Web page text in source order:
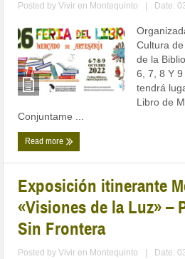
Posted byVivir en Montequinto Date:
Cultura
de la
6, 7, 8 Y
tendrá
Libro de
Conjuntame ...
Read more
Exposición itinerante
«Visiones de la Luz» –
Sin Frontera
Posted byVivir en Montequinto Date: